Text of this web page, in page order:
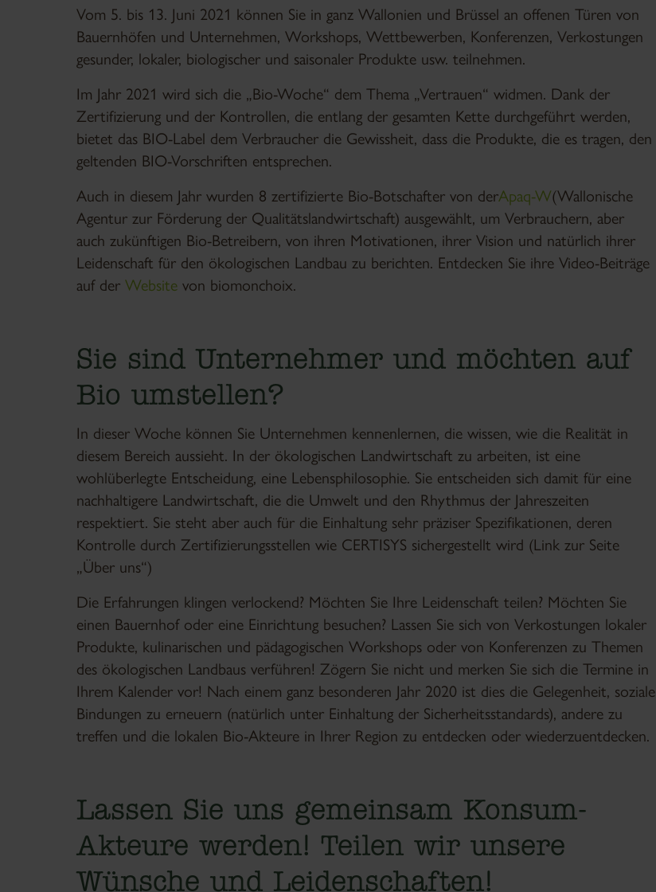
Vom 5. bis 13. Juni 2021 können Sie in ganz Wallonien und Brüssel an offenen Türen von
Bauernhöfen und Unternehmen, Workshops, Wettbewerben, Konferenzen, Verkostungen
gesunder, lokaler, biologischer und saisonaler Produkte usw. teilnehmen.
Im Jahr 2021 wird sich die „Bio-Woche“ dem Thema „Vertrauen“ widmen. Dank der
Zertifizierung und der Kontrollen, die entlang der gesamten Kette durchgeführt werden,
bietet das BIO-Label dem Verbraucher die Gewissheit, dass die Produkte, die es tragen, den
geltenden BIO-Vorschriften entsprechen.
Auch in diesem Jahr wurden 8 zertifizierte Bio-Botschafter von derApaq-W(Wallonische
Agentur zur Förderung der Qualitätslandwirtschaft) ausgewählt, um Verbrauchern, aber
auch zukünftigen Bio-Betreibern, von ihren Motivationen, ihrer Vision und natürlich ihrer
Leidenschaft für den ökologischen Landbau zu berichten. Entdecken Sie ihre Video-Beiträge
auf der Websitevon biomonchoix.
Sie sind Unternehmer und möchten auf
Bio umstellen?
In dieser Woche können Sie Unternehmen kennenlernen, die wissen, wie die Realität in
diesem Bereich aussieht. In der ökologischen Landwirtschaft zu arbeiten, ist eine
wohlüberlegte Entscheidung, eine Lebensphilosophie. Sie entscheiden sich damit für eine
nachhaltigere Landwirtschaft, die die Umwelt und den Rhythmus der Jahreszeiten
respektiert. Sie steht aber auch für die Einhaltung sehr präziser Spezifikationen, deren
Kontrolle durch Zertifizierungsstellen wie CERTISYS sichergestellt wird (Link zur Seite
„Über uns“)
Die Erfahrungen klingen verlockend? Möchten Sie Ihre Leidenschaft teilen? Möchten Sie
einen Bauernhof oder eine Einrichtung besuchen? Lassen Sie sich von Verkostungen lokaler
Produkte, kulinarischen und pädagogischen Workshops oder von Konferenzen zu Themen
des ökologischen Landbaus verführen! Zögern Sie nicht und merken Sie sich die Termine in
Ihrem Kalender vor! Nach einem ganz besonderen Jahr 2020 ist dies die Gelegenheit, soziale
Bindungen zu erneuern (natürlich unter Einhaltung der Sicherheitsstandards), andere zu
treffen und die lokalen Bio-Akteure in Ihrer Region zu entdecken oder wiederzuentdecken.
Lassen Sie uns gemeinsam Konsum-
Akteure werden! Teilen wir unsere
Wünsche und Leidenschaften!